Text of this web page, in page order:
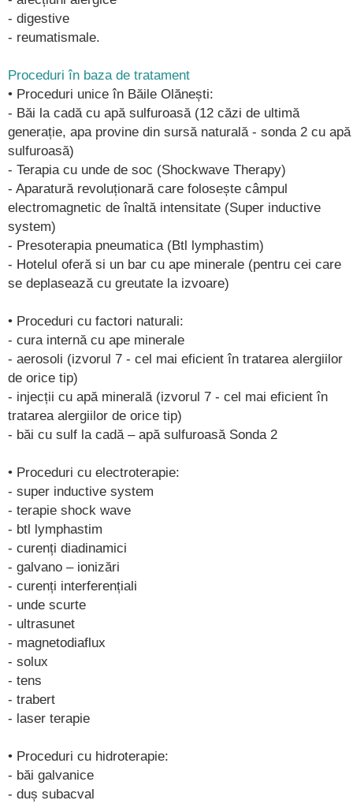
- digestive
- reumatismale.
Proceduri în baza de tratament
• Proceduri unice în Băile Olănești:
- Băi la cadă cu apă sulfuroasă (12 căzi de ultimă
generație, apa provine din sursă naturală - sonda 2 cu apă
sulfuroasă)
- Terapia cu unde de soc (Shockwave Therapy)
- Aparatură revoluționară care folosește câmpul
electromagnetic de înaltă intensitate (Super inductive
system)
- Presoterapia pneumatica (Btl lymphastim)
- Hotelul oferă si un bar cu ape minerale (pentru cei care
se deplasează cu greutate la izvoare)
• Proceduri cu factori naturali:
- cura internă cu ape minerale
- aerosoli (izvorul 7 - cel mai eficient în tratarea alergiilor
de orice tip)
- injecții cu apă minerală (izvorul 7 - cel mai eficient în
tratarea alergiilor de orice tip)
- băi cu sulf la cadă – apă sulfuroasă Sonda 2
• Proceduri cu electroterapie:
- super inductive system
- terapie shock wave
- btl lymphastim
- curenți diadinamici
- galvano – ionizări
- curenți interferențiali
- unde scurte
- ultrasunet
- magnetodiaflux
- solux
- tens
- trabert
- laser terapie
• Proceduri cu hidroterapie:
- băi galvanice
- duș subacval